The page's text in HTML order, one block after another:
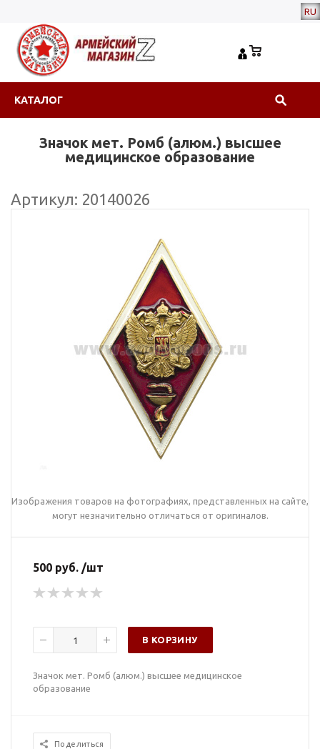
RU
КАТАЛОГ
Значок мет. Ромб (алюм.) высшее
медицинское образование
Артикул: 20140026
Изображения товаров на фотографиях, представленных на сайте,
могут незначительно отличаться от оригиналов.
500 руб. /шт
В КОРЗИНУ
Значок мет. Ромб (алюм.) высшее медицинское
образование
Поделиться